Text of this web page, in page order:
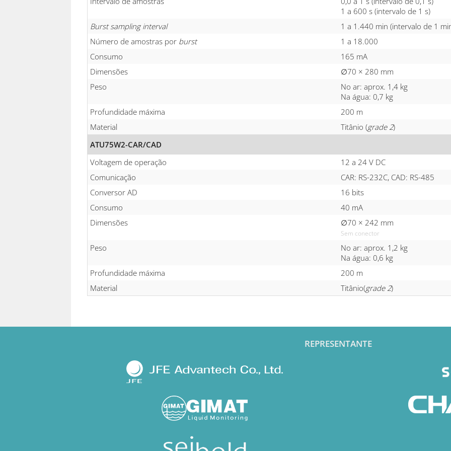
1 a 600 s (intervalo de 1 s)
Burst sampling interval
1 a 1.440 min (intervalo de 1
Número de amostras por burst
1 a 18.000
Consumo
165 mA
Dimensões
∅70 × 280 mm
Peso
No ar: aprox. 1,4 kg
Na água: 0,7 kg
Profundidade máxima
200 m
Material
Titânio (grade 2)
ATU75W2-CAR/CAD
Voltagem de operação
12 a 24 V DC
Comunicação
CAR: RS-232C, CAD: RS-485
Conversor AD
16 bits
Consumo
40 mA
Dimensões
∅70 × 242 mm
Sem conector
Peso
No ar: aprox. 1,2 kg
Na água: 0,6 kg
Profundidade máxima
200 m
Material
Titânio(grade 2)
REPRESENTANTE